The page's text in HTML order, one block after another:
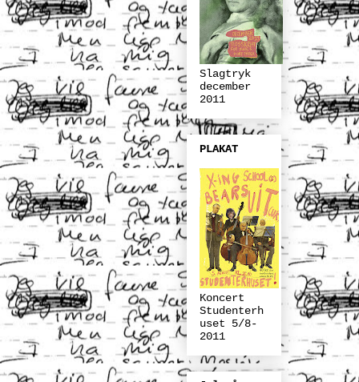
Slagtryk
december
2011
PLAKAT
Koncert
Studenterh
uset 5/8-
2011